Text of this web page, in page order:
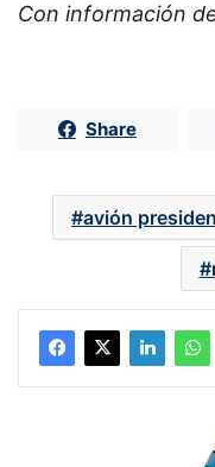
Con información
Share
avión